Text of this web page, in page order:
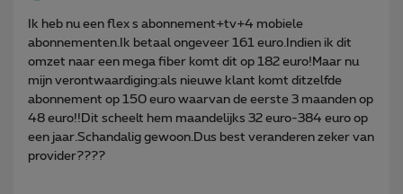
Ik heb nu een flex s abonnement+tv+4 mobiele
abonnementen.Ik betaal ongeveer 161 euro.Indien ik dit
omzet naar een mega fiber komt dit op 182 euro!Maar nu
mijn verontwaardiging:als nieuwe klant komt ditzelfde
abonnement op 150 euro waarvan de eerste 3 maanden op
48 euro!!Dit scheelt hem maandelijks 32 euro-384 euro op
een jaar.Schandalig gewoon.Dus best veranderen zeker van
provider????